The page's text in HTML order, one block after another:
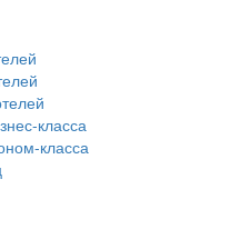
класса
класса